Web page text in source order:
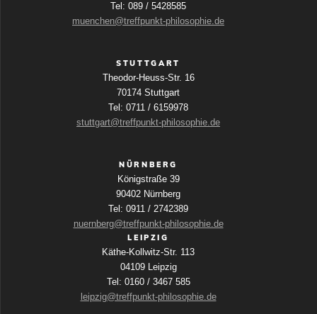
Tel: 089 / 5428585
muenchen@treffpunkt-philosophie.de
STUTTGART
Theodor-Heuss-Str. 16
70174 Stuttgart
Tel: 0711 / 6159978
stuttgart@treffpunkt-philosophie.de
NÜRNBERG
Königstraße 39
90402 Nürnberg
Tel: 0911 / 2742389
nuernberg@treffpunkt-philosophie.de
LEIPZIG
Käthe-Kollwitz-Str. 113
04109 Leipzig
Tel: 0160 / 3467 585
leipzig@treffpunkt-philosophie.de